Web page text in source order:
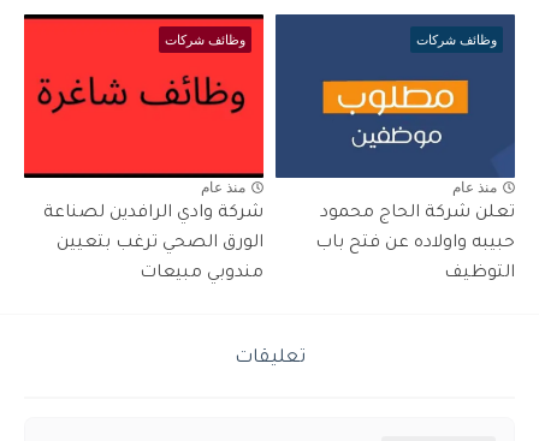
وظائف شركات
منذ عام
تعلن شركة الحاج محمود
حبيبه واولاده عن فتح باب
التوظيف
وظائف شركات
منذ عام
شركة وادي الرافدين لصناعة
الورق الصحي ترغب بتعيين
مندوبي مبيعات
تعليقات